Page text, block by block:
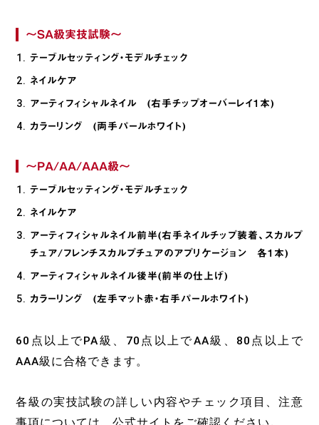
～SA級実技試験～
テーブルセッティング・モデルチェック
ネイルケア
アーティフィシャルネイル (右手チップオーバーレイ1本)
カラーリング (両手パールホワイト)
～PA/AA/AAA級～
テーブルセッティング・モデルチェック
ネイルケア
アーティフィシャルネイル前半(右手ネイルチップ装着、スカルプ
チュア/フレンチスカルプチュアのアプリケージョン 各1本)
アーティフィシャルネイル後半(前半の仕上げ)
カラーリング (左手マット赤・右手パールホワイト)
60点以上でPA級、70点以上でAA級、80点以上で
AAA級に合格できます。
各級の実技試験の詳しい内容やチェック項目、注意